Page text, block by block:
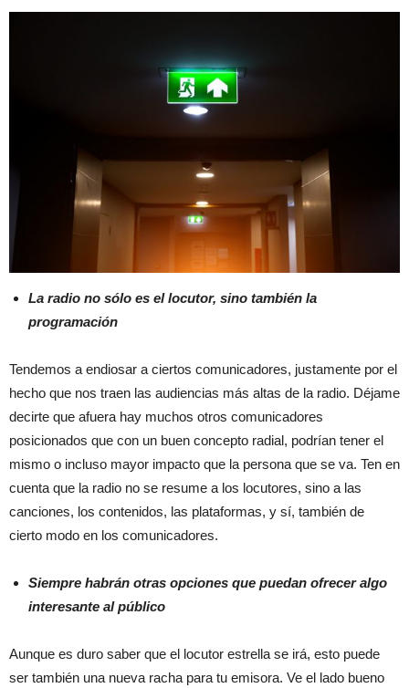
La radio no sólo es el locutor, sino también la
programación
Tendemos a endiosar a ciertos comunicadores, justamente por el
hecho que nos traen las audiencias más altas de la radio. Déjame
decirte que afuera hay muchos otros comunicadores
posicionados que con un buen concepto radial, podrían tener el
mismo o incluso mayor impacto que la persona que se va. Ten en
cuenta que la radio no se resume a los locutores, sino a las
canciones, los contenidos, las plataformas, y sí, también de
cierto modo en los comunicadores.
Siempre habrán otras opciones que puedan ofrecer algo
interesante al público
Aunque es duro saber que el locutor estrella se irá, esto puede
ser también una nueva racha para tu emisora. Ve el lado bueno